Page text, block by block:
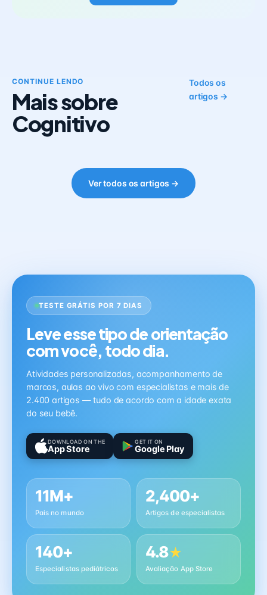
CONTINUE LENDO
Mais sobre
Cognitivo
Todos os
artigos →
Ver todos os artigos →
TESTE GRÁTIS POR 7 DIAS
Leve esse tipo de orientação
com você, todo dia.
Atividades personalizadas, acompanhamento de
marcos, aulas ao vivo com especialistas e mais de
2.400 artigos — tudo de acordo com a idade exata
do seu bebê.
DOWNLOAD ON THE
App Store
GET IT ON
Google Play
11M+
Pais no mundo
2,400+
Artigos de especialistas
140+
Especialistas pediátricos
4.8★
Avaliação App Store